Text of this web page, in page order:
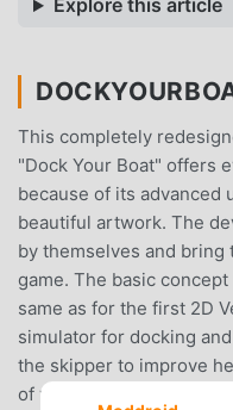
Explore this article
This completely
"Dock Your Boat" offers
because of its advanced
beautiful artwork. The
by themselves and
game. The basic
same as for the first 2D
simulator for docking
the skipper to improve
of yachts in different